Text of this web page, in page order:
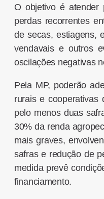
O objetivo é atender
perdas recorrentes
de secas, estiagens,
vendavais e outros
oscilações negativas
Pela MP, poderão
rurais e cooperativas
pelo menos duas
30% da renda
mais graves,
safras e redução de
medida prevê
financiamento.